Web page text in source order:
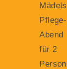
Mädels
Pflege-
Abend
für 2